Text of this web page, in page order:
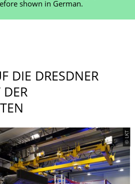
shown in German.
DIE DRESDNER
DER
© LKT